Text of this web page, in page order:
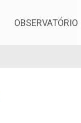
OBSERVATÓRIO